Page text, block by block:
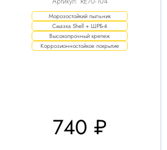
Морозостойкий пыльник
Смазка Shell + ШРБ-4
Высокопрочный крепеж
Коррозионностойкое покрытие
740 ₽